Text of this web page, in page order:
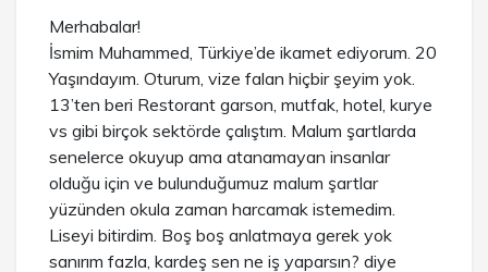
Merhabalar!
İsmim Muhammed, Türkiye’de ikamet ediyorum. 20
Yaşındayım. Oturum, vize falan hiçbir şeyim yok.
13’ten beri Restorant garson, mutfak, hotel, kurye
vs gibi birçok sektörde çalıştım. Malum şartlarda
senelerce okuyup ama atanamayan insanlar
olduğu için ve bulunduğumuz malum şartlar
yüzünden okula zaman harcamak istemedim.
Liseyi bitirdim. Boş boş anlatmaya gerek yok
sanırım fazla, kardeş sen ne iş yaparsın? diye